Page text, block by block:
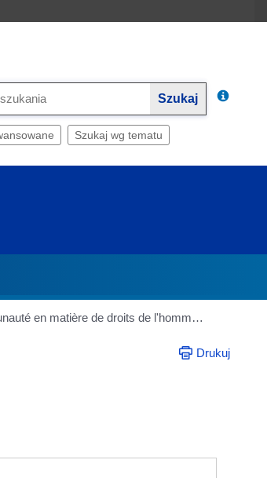
Szukaj
Szukaj wg tematu
RAPPORT de la commission politique sur les droits de l'homme dans le monde en 1989 et 1990 et la politique de la Communauté en matière de droits de l'homme - PARTIE B : EXPOSE DES MOTIFS - Rapporteur : Ken Coates
Drukuj